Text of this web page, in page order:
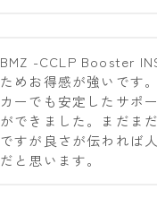
BMZ -CCLP Booster
ためお得感が強いです
カーでも安定したサポ
ができました。まだま
ですが良さが伝われば
だと思います。